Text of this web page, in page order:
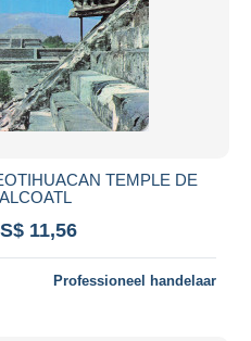
TEMPLE DE
11,56
Professioneel handelaar